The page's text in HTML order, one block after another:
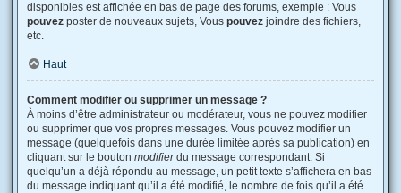
disponibles est affichée en bas de page des forums, exemple : Vous
pouvez poster de nouveaux sujets, Vous pouvez joindre des fichiers,
etc.
Haut
Comment modifier ou supprimer un message ?
À moins d’être administrateur ou modérateur, vous ne pouvez modifier
ou supprimer que vos propres messages. Vous pouvez modifier un
message (quelquefois dans une durée limitée après sa publication) en
cliquant sur le bouton modifierdu message correspondant. Si
quelqu’un a déjà répondu au message, un petit texte s’affichera en bas
du message indiquant qu’il a été modifié, le nombre de fois qu’il a été